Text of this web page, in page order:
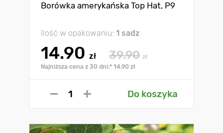
Borówka amerykańska Top Hat, P9
Ilość w opakowaniu: 1 sadz
14.90 zł 39.90 zł
Najniższa cena z 30 dni:* 14.90 zł
Do koszyka